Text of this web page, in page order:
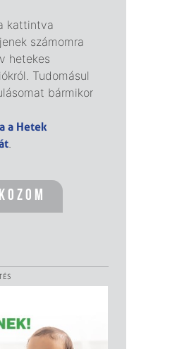
kattintva
számomra
hetekes
Tudomásul
bármikor
a Hetek
.